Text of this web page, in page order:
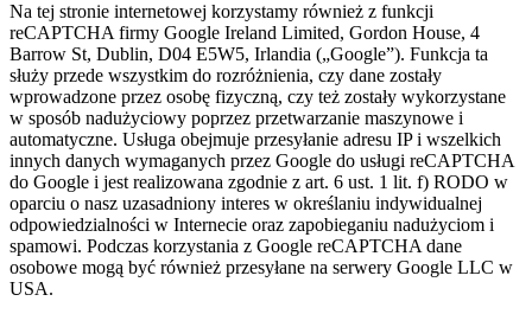
Na tej stronie internetowej korzystamy również z funkcji
reCAPTCHA firmy Google Ireland Limited, Gordon House, 4
Barrow St, Dublin, D04 E5W5, Irlandia („Google”). Funkcja ta
służy przede wszystkim do rozróżnienia, czy dane zostały
wprowadzone przez osobę fizyczną, czy też zostały wykorzystane
w sposób nadużyciowy poprzez przetwarzanie maszynowe i
automatyczne. Usługa obejmuje przesyłanie adresu IP i wszelkich
innych danych wymaganych przez Google do usługi reCAPTCHA
do Google i jest realizowana zgodnie z art. 6 ust. 1 lit. f) RODO w
oparciu o nasz uzasadniony interes w określaniu indywidualnej
odpowiedzialności w Internecie oraz zapobieganiu nadużyciom i
spamowi. Podczas korzystania z Google reCAPTCHA dane
osobowe mogą być również przesyłane na serwery Google LLC w
USA.